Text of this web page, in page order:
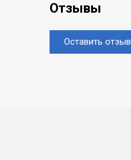
Отзывы
Оставить отзыв